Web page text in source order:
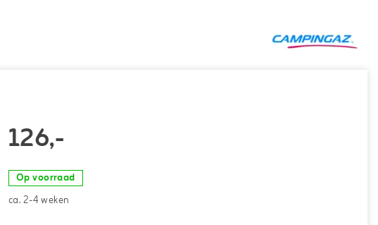
126,-
Op voorraad
ca. 2-4 weken